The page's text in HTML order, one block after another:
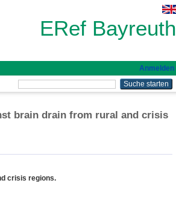
ERef Bayreuth
Anmelden
brain drain from rural and crisis
crisis regions.